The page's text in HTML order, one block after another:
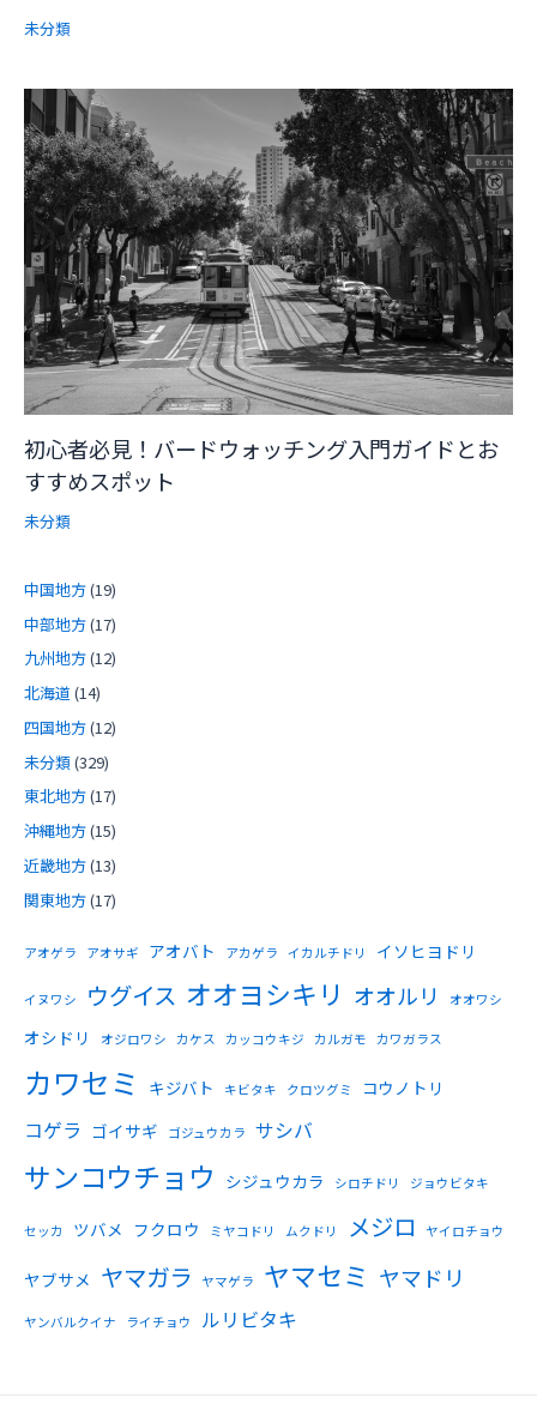
未分類
初心者必見！バードウォッチング入門ガイドとお
すすめスポット
未分類
中国地方(19)
中部地方(17)
九州地方(12)
北海道 (14)
四国地方(12)
未分類(329)
東北地方(17)
沖縄地方(15)
近畿地方(13)
関東地方(17)
アオゲラ アオサギ アオバト アカゲラ イカルチドリ イソヒヨドリ
イヌワシ ウグイス オオヨシキリ オオルリ オオワシ
オシドリ オジロワシ カケス カッコウキジ カルガモ カワガラス
カワセミ キジバト キビタキ クロツグミ コウノトリ
コゲラ ゴイサギ ゴジュウカラ サシバ
サンコウチョウ シジュウカラ シロチドリ ジョウビタキ
セッカ ツバメ フクロウ ミヤコドリ ムクドリ メジロ ヤイロチョウ
ヤブサメ ヤマガラ ヤマゲラ ヤマセミ ヤマドリ
ヤンバルクイナ ライチョウ ルリビタキ